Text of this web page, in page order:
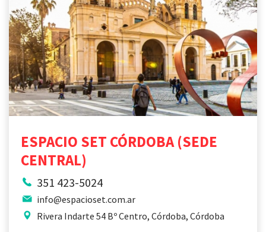
ESPACIO SET CÓRDOBA (SEDE
CENTRAL)
351 423-5024
info@espacioset.com.ar
Rivera Indarte 54 Bº Centro, Córdoba, Córdoba